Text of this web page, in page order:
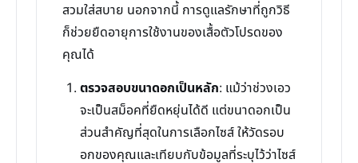
สวมใส่สบาย นอกจากนี้ การดูแลรักษาที่ถูกวิธี
ก็ช่วยยืดอายุการใช้งานของเสื้อตัวโปรดของ
คุณได้
ตรวจสอบขนาดอกเป็นหลัก: แม้ว่าช่วงเอว
จะเป็นสม็อคที่ยืดหยุ่นได้ดี แต่ขนาดอกเป็น
ส่วนสำคัญที่สุดในการเลือกไซส์ ให้วัดรอบ
อกของคุณและเทียบกับข้อมูลที่ระบุไว้ว่าไซส์